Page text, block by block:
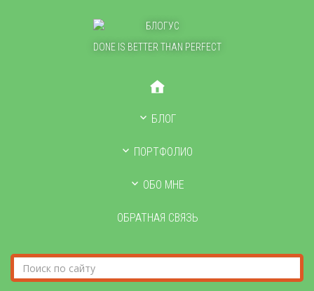
DONE IS BETTER THAN PERFECT
БЛОГ
ПОРТФОЛИО
ОБО МНЕ
ОБРАТНАЯ СВЯЗЬ